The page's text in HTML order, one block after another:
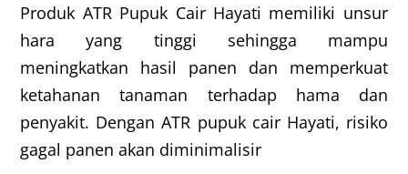
Produk ATR Pupuk Cair Hayati memiliki unsur
hara yang tinggi sehingga mampu
meningkatkan hasil panen dan memperkuat
ketahanan tanaman terhadap hama dan
penyakit. Dengan ATR pupuk cair Hayati, risiko
gagal panen akan diminimalisir